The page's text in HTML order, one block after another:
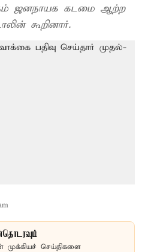
ஜனநாயக கடமை ஆற்ற
கூறினார்.
முக்கியச் செய்திகளை